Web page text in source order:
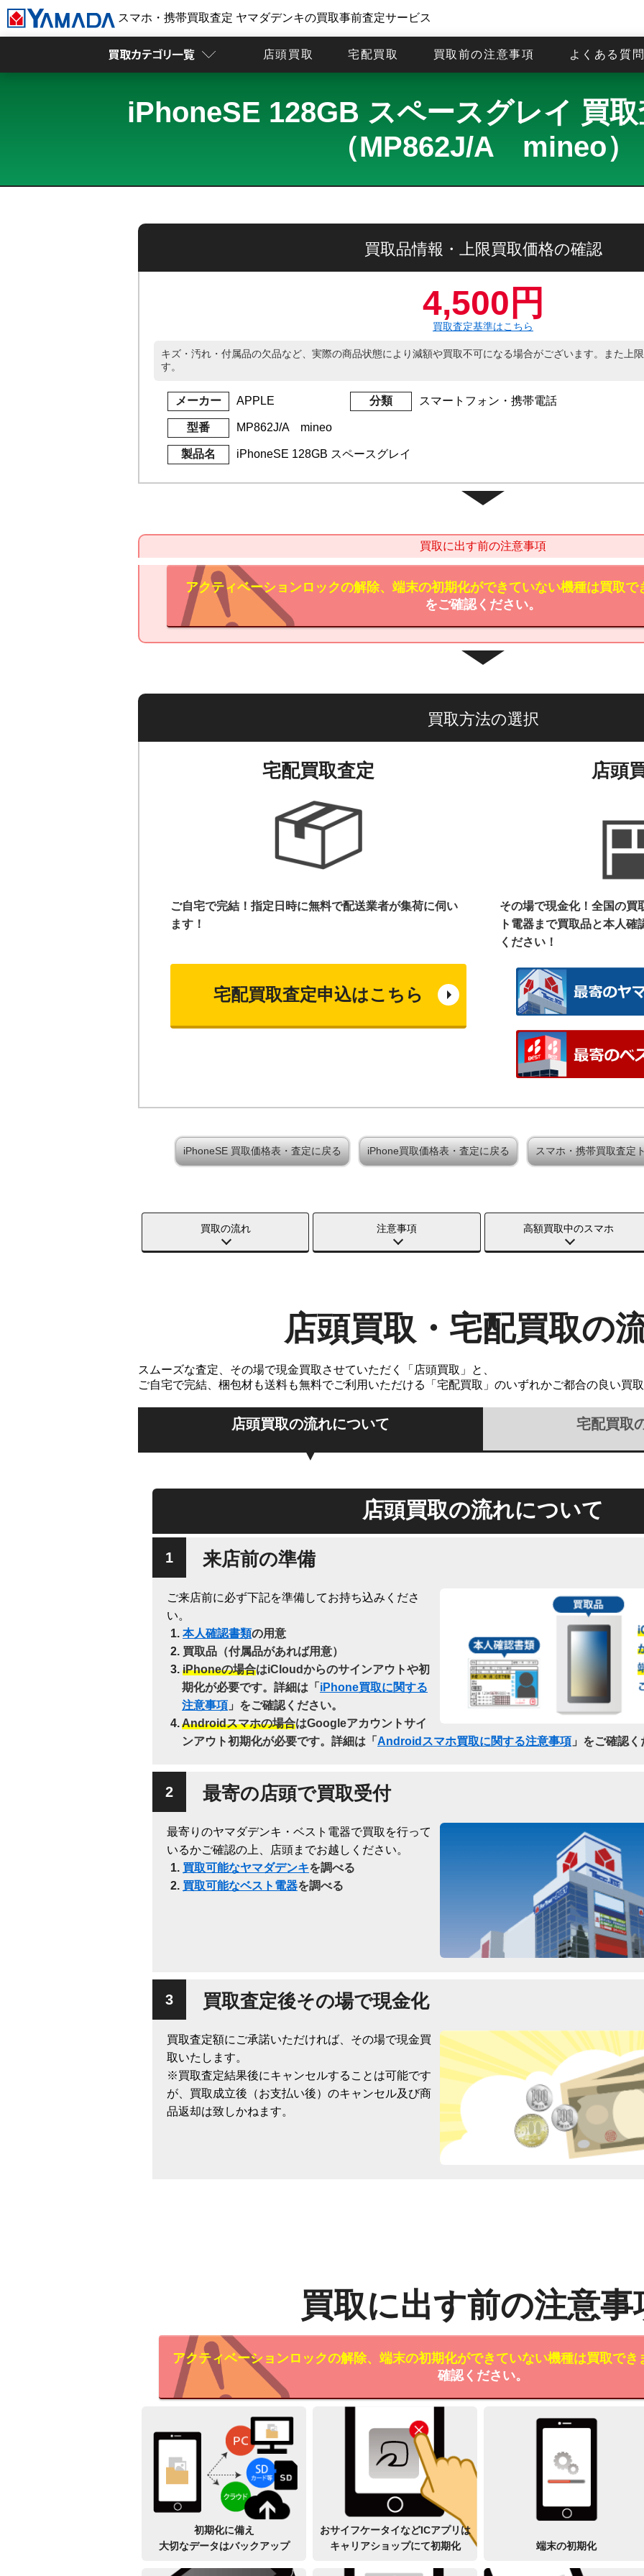
スマホ・携帯買取査定 ヤマダデンキの買取事前査定サービス
店頭買取 宅配買取 買取前の注意事項 よくある質
iPhoneSE 128GB スペースグレイ 買
（MP862J/A mineo）
買取品情報・上限買取価格の確認
4,500円
買取査定基準はこちら
キズ・汚れ・付属品の欠品など、実際の商品状態により減額や買取不可になる場合がございます。また上
す。
メーカー APPLE 分類 スマートフォン・携帯電話
型番 MP862J/A mineo
製品名 iPhoneSE 128GB スペースグレイ
買取に出す前の注意事項
アクティベーションロックの解除、端末の初期化ができていない機種は買取で
をご確認ください。
買取方法の選択
宅配買取査定
ご自宅で完結！指定日時に無料で配送業者が集荷に伺い
ます！
宅配買取査定申込はこちら
店頭
その場で現金化！全国の買
ト電器まで買取品と本人確
ください！
iPhoneSE 買取価格表・査定に戻る iPhone買取価格表・査定に戻る スマホ・携帯買取査定
買取の流れ 注意事項 高額買取中のスマホ
店頭買取・宅配買取の
スムーズな査定、その場で現金買取させていただく「店頭買取」と、
ご自宅で完結、梱包材も送料も無料でご利用いただける「宅配買取」のいずれかご都合の良い買
店頭買取の流れについて 宅配買取
店頭買取の流れについて
来店前の準備
ご来店前に必ず下記を準備してお持ち込みくださ
い。
本人確認書類の用意
買取品（付属品があれば用意）
iPhoneの場合はiCloudからのサインアウトや初
期化が必要です。詳細は「 iPhone買取に関する
注意事項 」をご確認ください。
Androidスマホの場合はGoogleアカウントサイ
ンアウト初期化が必要です。詳細は「 Androidスマホ買取に関する注意事項 」をご確認
最寄の店頭で買取受付
最寄りのヤマダデンキ・ベスト電器で買取を行って
いるかご確認の上、店頭までお越しください。
買取可能なヤマダデンキを調べる
買取可能なベスト電器を調べる
買取査定後その場で現金化
買取査定額にご承諾いただければ、その場で現金買
取いたします。
※買取査定結果後にキャンセルすることは可能です
が、買取成立後（お支払い後）のキャンセル及び商
品返却は致しかねます。
買取に出す前の注意事
アクティベーションロックの解除、端末の初期化ができていない機種は買取でき
確認ください。
初期化に備え
大切なデータはバックアップ
おサイフケータイなどICアプリは
キャリアショップにて初期化
端末の初期化